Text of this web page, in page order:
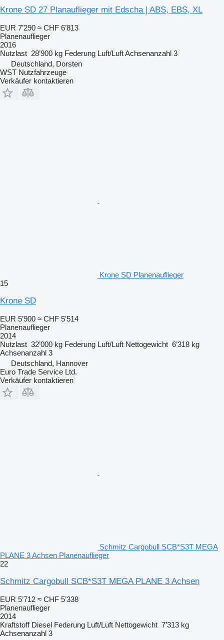
Krone SD 27 Planauflieger mit Edscha | ABS, EBS, XL
EUR 7’290 ≈ CHF 6’813
Planenauflieger
2016
Nutzlast 28’900 kg Federung Luft/LuftAchsenanzahl 3
Deutschland, Dorsten
WST Nutzfahrzeuge
Verkäufer kontaktieren
Krone SD Planenauflieger
15
Krone SD
EUR 5’900 ≈ CHF 5’514
Planenauflieger
2014
Nutzlast 32’000 kg Federung Luft/Luft Nettogewicht 6’318 kg
Achsenanzahl 3
Deutschland, Hannover
Euro Trade Service Ltd.
Verkäufer kontaktieren
Schmitz Cargobull SCB*S3T MEGA
PLANE 3 Achsen Planenauflieger
22
Schmitz Cargobull SCB*S3T MEGA PLANE 3 Achsen
EUR 5’712 ≈ CHF 5’338
Planenauflieger
2014
Kraftstoff Diesel Federung Luft/Luft Nettogewicht 7’313 kg
Achsenanzahl 3